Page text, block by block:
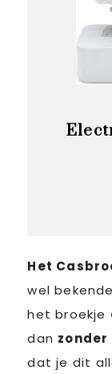
Het
wel
het broekje
dan zonder
dat je dit